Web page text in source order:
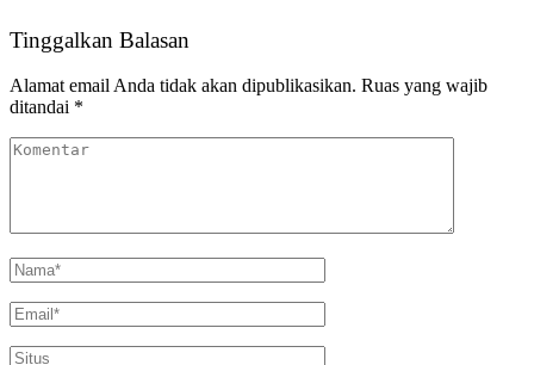
Tinggalkan Balasan
Alamat email Anda tidak akan dipublikasikan. Ruas yang wajib
ditandai *